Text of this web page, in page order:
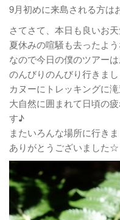
9月初めに来島される方は
さてさて、本日も良いお天
夏休みの喧騒も去ったよう
なので今日の僕のツアーは
のんびりのんびり行きま
カヌーにトレッキングに滝
大自然に囲まれて日頃の
す♪
またいろんな場所に行きま
ありがとうございました☆